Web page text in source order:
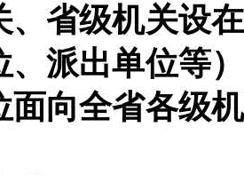
省级机关设
派出单位等
面向全省各级